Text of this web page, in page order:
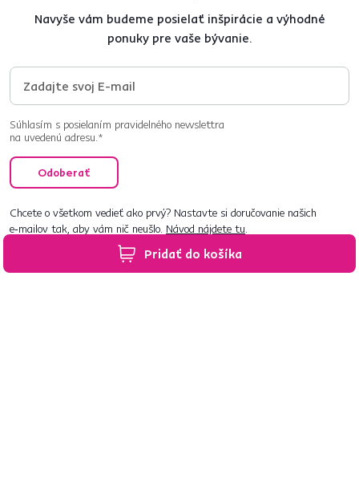
Pridať do košíka
Navyše vám budeme posielať inšpirácie a výhodné
ponuky pre vaše bývanie.
Súhlasím s posielaním pravidelného newslettra
na uvedenú adresu.*
Odoberať
Chcete o všetkom vedieť ako prvý? Nastavte si doručovanie našich
e‑mailov tak, aby vám nič neušlo. Návod nájdete tu.